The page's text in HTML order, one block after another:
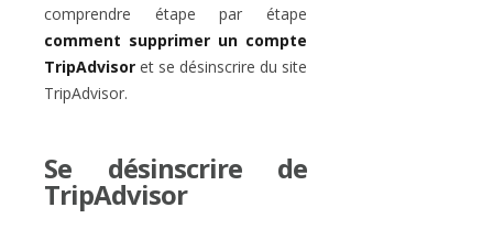
comprendre étape par étape
comment supprimer un compte
TripAdvisor et se désinscrire du site
TripAdvisor.
Se désinscrire de
TripAdvisor